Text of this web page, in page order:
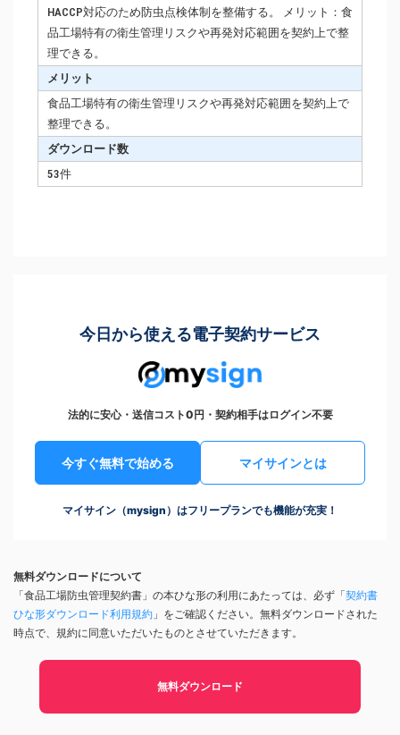
HACCP対応のため防虫点検体制を整備する。 メリット：食
品工場特有の衛生管理リスクや再発対応範囲を契約上で整
理できる。
メリット
食品工場特有の衛生管理リスクや再発対応範囲を契約上で
整理できる。
ダウンロード数
53件
今日から使える電子契約サービス
法的に安心・送信コスト0円・契約相手はログイン不要
今すぐ無料で始める マイサインとは
マイサイン（mysign）はフリープランでも機能が充実！
無料ダウンロードについて
「食品工場防虫管理契約書」の本ひな形の利用にあたっては、必ず「契約書
ひな形ダウンロード利用規約 」をご確認ください。無料ダウンロードされた
時点で、規約に同意いただいたものとさせていただきます。
無料ダウンロード